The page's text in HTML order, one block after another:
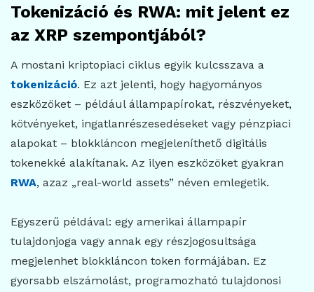
Tokenizáció és RWA: mit jelent ez
az XRP szempontjából?
A mostani kriptopiaci ciklus egyik kulcsszava a
tokenizáció. Ez azt jelenti, hogy hagyományos
eszközöket – például állampapírokat, részvényeket,
kötvényeket, ingatlanrészesedéseket vagy pénzpiaci
alapokat – blokkláncon megjeleníthető digitális
tokenekké alakítanak. Az ilyen eszközöket gyakran
RWA, azaz „real-world assets” néven emlegetik.
Egyszerű példával: egy amerikai állampapír
tulajdonjoga vagy annak egy részjogosultsága
megjelenhet blokkláncon token formájában. Ez
gyorsabb elszámolást, programozható tulajdonosi